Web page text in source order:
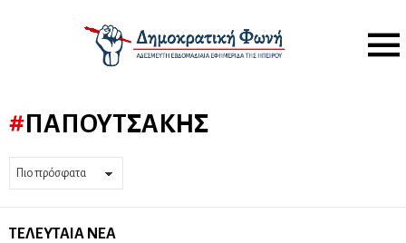
Menu
ΠΑΠΟΥΤΣΆΚΗΣ
ΤΕΛΕΥΤΑΊΑ ΝΈΑ